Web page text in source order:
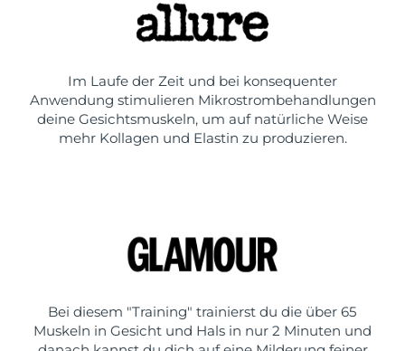
Im Laufe der Zeit und bei konsequenter
Anwendung stimulieren Mikrostrombehandlungen
deine Gesichtsmuskeln, um auf natürliche Weise
mehr Kollagen und Elastin zu produzieren.
Bei diesem "Training" trainierst du die über 65
Muskeln in Gesicht und Hals in nur 2 Minuten und